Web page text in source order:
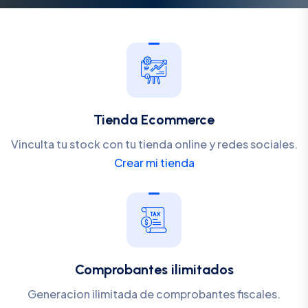
Tienda Ecommerce
Vinculta tu stock con tu tienda online y redes sociales.
Crear mi tienda
Comprobantes ilimitados
Generacion ilimitada de comprobantes fiscales.